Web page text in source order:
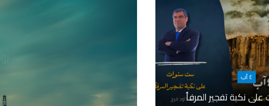
٤ آب
نكبة تفجير المرفأ الثقة التى اغتيلت في تفجير ٤ آب